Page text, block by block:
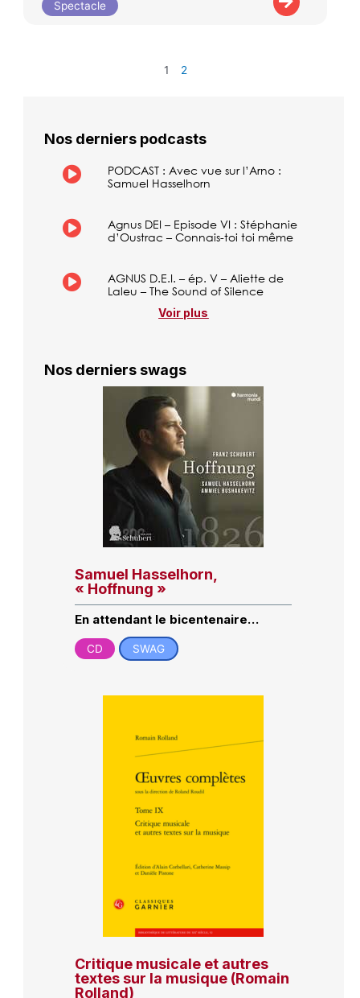
Spectacle
1 2
Nos derniers podcasts
PODCAST : Avec vue sur l’Arno :
Samuel Hasselhorn
Agnus DEI – Episode VI : Stéphanie
d’Oustrac – Connais-toi toi même
AGNUS D.E.I. – ép. V – Aliette de
Laleu – The Sound of Silence
Voir plus
Nos derniers swags
Samuel Hasselhorn,
« Hoffnung »
En attendant le bicentenaire…
CD SWAG
Critique musicale et autres
textes sur la musique (Romain
Rolland)